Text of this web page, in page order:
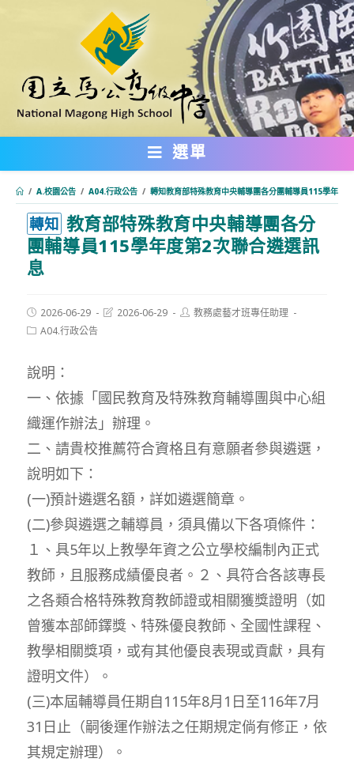
內
選單
/ A.校園公告 / A04.行政公告 / 轉知教育部特殊教育中央輔導團各分團輔導員115學年度
轉知 教育部特殊教育中央輔導團各分
團輔導員115學年度第2次聯合遴選訊
息
Post
published:
2026-06-29
Post2026-06-29
Post教務處藝才班專任助理
PostA04.行政公告
說明：
一、依據「國民教育及特殊教育輔導團與中心組
織運作辦法」辦理。
二、請貴校推薦符合資格且有意願者參與遴選，
說明如下：
(一)預計遴選名額，詳如遴選簡章。
(二)參與遴選之輔導員，須具備以下各項條件：
１、具5年以上教學年資之公立學校編制內正式
教師，且服務成績優良者。２、具符合各該專長
之各類合格特殊教育教師證或相關獲獎證明（如
曾獲本部師鐸獎、特殊優良教師、全國性課程、
教學相關獎項，或有其他優良表現或貢獻，具有
證明文件）。
(三)本屆輔導員任期自115年8月1日至116年7月
31日止（嗣後運作辦法之任期規定倘有修正，依
其規定辦理）。